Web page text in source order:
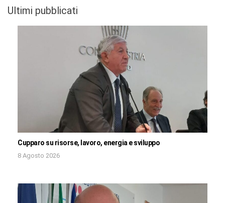
Ultimi pubblicati
Cupparo su risorse, lavoro, energia e sviluppo
8 Agosto 2026